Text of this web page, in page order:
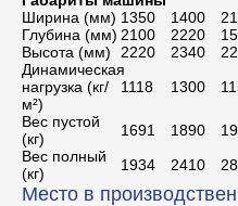
Ширина (мм) 1350 1400
Глубина (мм) 2100 2220
Высота (мм)
2220 2340
Динамическая
нагрузка (кг/
м²)
1118 1300
Вес пустой
(кг)
1691 1890
Вес полный
(кг)
1934 2410
Место в